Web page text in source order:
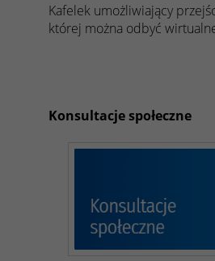
Kafelek umożliwiający
której można odbyć
Konsultacje społeczne